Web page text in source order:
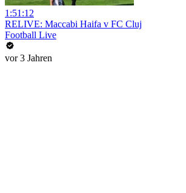
1:51:12
RELIVE: Maccabi Haifa v FC Cluj
Football Live
vor 3 Jahren